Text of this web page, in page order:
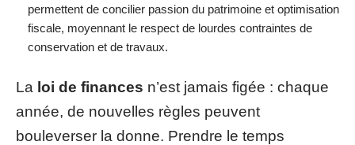
permettent de concilier passion du patrimoine et optimisation
fiscale, moyennant le respect de lourdes contraintes de
conservation et de travaux.
La loi de finances n’est jamais figée : chaque
année, de nouvelles règles peuvent
bouleverser la donne. Prendre le temps